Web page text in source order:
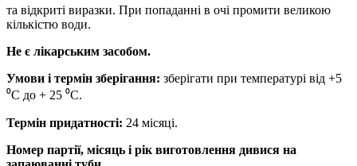
та відкриті виразки. При попаданні в очі промити великою
кількістю води.
Не є лікарським засобом.
Умови і термін зберігання: зберігати при температурі від +5
⁰С до + 25 ⁰С.
Термін придатності: 24 місяці.
Номер партії, місяць і рік виготовлення дивися на